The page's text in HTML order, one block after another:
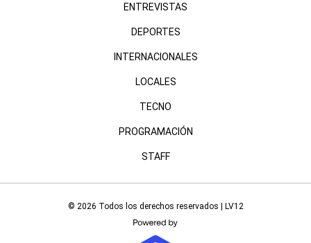
ENTREVISTAS
DEPORTES
INTERNACIONALES
LOCALES
TECNO
PROGRAMACIÓN
STAFF
© 2026 Todos los derechos reservados | LV12